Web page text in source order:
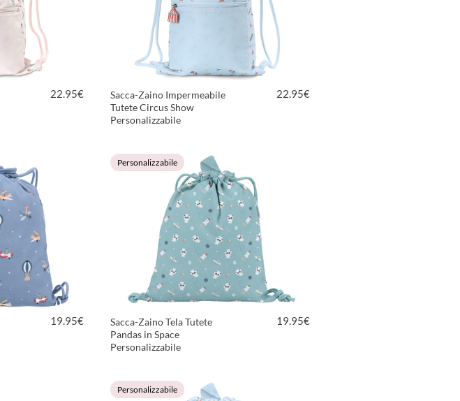
22.95€
Sacca-Zaino Impermeabile
Tutete Circus Show
Personalizzabile
22.95€
19.95€
Personalizzabile
Sacca-Zaino Tela Tutete
Pandas in Space
Personalizzabile
19.95€
Personalizzabile